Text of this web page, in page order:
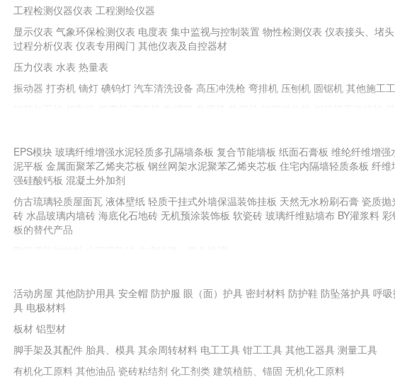
动力机械
钻探及地下工程机械 螺旋钻机 冲击器 潜水电钻机 水井钻机 勘探钻机 非开挖钻机 矿山
机 钻杆钻具 其他钻探及地下工程机械
工程检测仪器仪表 工程测绘仪器
显示仪表 气象环保检测仪表 电度表 集中监视与控制装置 物性检测仪表 仪表接头、堵头
过程分析仪表 仪表专用阀门 其他仪表及自控器材
压力仪表 水表 热量表
振动器 打夯机 镝灯 碘钨灯 汽车清洗设备 高压冲洗枪 弯排机 压刨机 圆锯机 其他施工
电动工具
手动工具 其他手动工具
水准仪 经纬仪 全站仪 游标卡尺
压力试验机 CBR土壤强度试验仪 土壤液塑限测定仪 土壤击实仪 砼试件标养箱 电子天平
砼回弹仪 水泥安定性测定仪 水泥凝结时间测定仪 其他试验仪器
EPS模块 玻璃纤维增强水泥轻质多孔隔墙条板 复合节能墙板 纸面石膏板 维纶纤维增强
泥平板 金属面聚苯乙烯夹芯板 钢丝网架水泥聚苯乙烯夹芯板 住宅内隔墙轻质条板 纤维
强硅酸钙板 混凝土外加剂
仿古琉璃轻质屋面瓦 液体壁纸 轻质干挂式外墙保温装饰挂板 天然无水粉刷石膏 瓷质抛
砖 水晶玻璃内墙砖 海底化石地砖 无机预涂装饰板 软瓷砖 玻璃纤维贴墙布 BY灌浆料 彩
板的替代产品
装饰性金属表面膜 耐火钢 新型不锈钢 耐腐蚀性铝质装饰材料 高耐蚀性金属及钛合金建
活动房屋 其他防护用具 安全帽 防护服 眼（面）护具 密封材料 防护鞋 防坠落护具 呼
具 电极材料
板材 铝型材
脚手架及其配件 胎具、模具 其余周转材料 电工工具 钳工工具 其他工器具 测量工具
有机化工原料 其他油品 瓷砖粘结剂 化工剂类 建筑植筋、锚固 无机化工原料